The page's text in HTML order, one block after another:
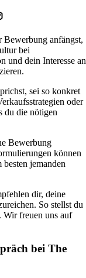
anfängst,
bei
und dein Interesse an
sei so konkret
oder
du die nötigen
Bewerbung
können
jemanden
dir, deine
So stellst du
Wir freuen uns auf
bei The